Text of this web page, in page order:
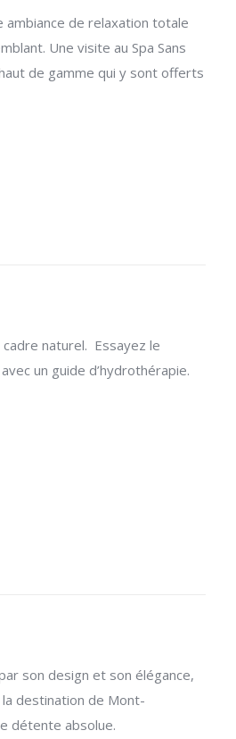
ambiance de relaxation totale
Une visite au Spa Sans
de gamme qui y sont offerts
naturel. Essayez le
un guide d’hydrothérapie.
son design et son élégance,
destination de Mont-
détente absolue.